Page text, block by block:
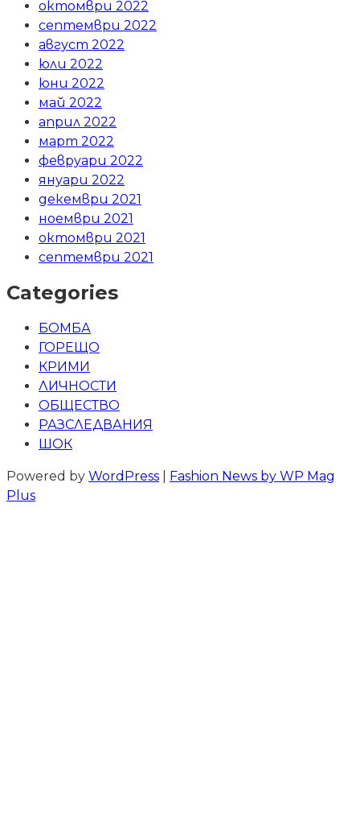
октомври 2022
септември 2022
август 2022
юли 2022
юни 2022
май 2022
април 2022
март 2022
февруари 2022
януари 2022
декември 2021
ноември 2021
октомври 2021
септември 2021
Categories
БОМБА
ГОРЕЩО
КРИМИ
ЛИЧНОСТИ
ОБЩЕСТВО
РАЗСЛЕДВАНИЯ
ШОК
Powered by WordPress
Fashion News by WP Mag
Plus